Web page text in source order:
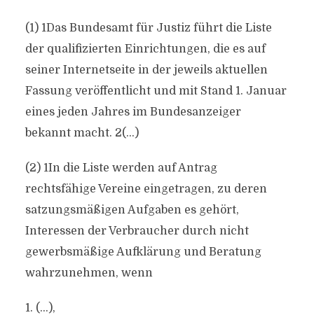
(1) 1Das Bundesamt für Justiz führt die Liste
der qualifizierten Einrichtungen, die es auf
seiner Internetseite in der jeweils aktuellen
Fassung veröffentlicht und mit Stand 1. Januar
eines jeden Jahres im Bundesanzeiger
bekannt macht. 2(…)
(2) 1In die Liste werden auf Antrag
rechtsfähige Vereine eingetragen, zu deren
satzungsmäßigen Aufgaben es gehört,
Interessen der Verbraucher durch nicht
gewerbsmäßige Aufklärung und Beratung
wahrzunehmen, wenn
1. (…),